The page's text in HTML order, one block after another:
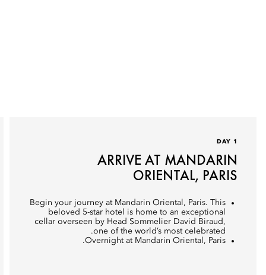
DAY 1
ARRIVE AT MANDARIN
ORIENTAL, PARIS
Begin your journey at Mandarin Oriental, Paris. This
beloved 5-star hotel is home to an exceptional
cellar overseen by Head Sommelier David Biraud,
one of the world’s most celebrated.
Overnight at Mandarin Oriental, Paris.